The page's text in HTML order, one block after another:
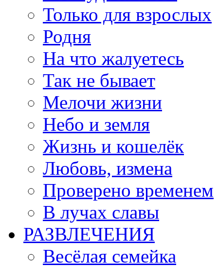
Только для взрослых
Родня
На что жалуетесь
Так не бывает
Мелочи жизни
Небо и земля
Жизнь и кошелёк
Любовь, измена
Проверено временем
В лучах славы
РАЗВЛЕЧЕНИЯ
Весёлая семейка